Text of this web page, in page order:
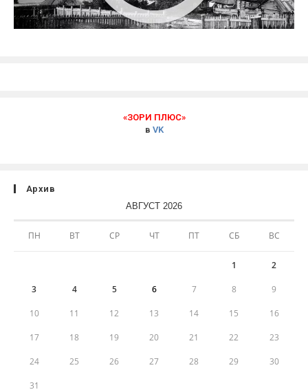
«ЗОРИ ПЛЮС»
в VK
Архив
АВГУСТ 2026
ПН ВТ СР ЧТ ПТ СБ ВС
1 2
3 4 5 6 7 8 9
10 11 12 13 14 15 16
17 18 19 20 21 22 23
24 25 26 27 28 29 30
31